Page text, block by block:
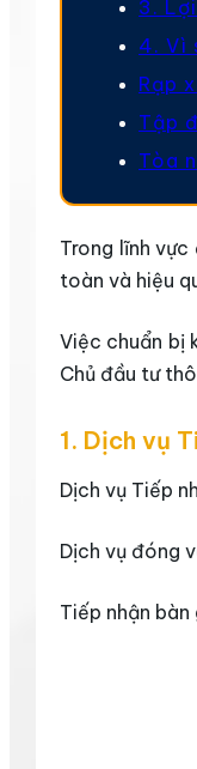
3.
4. Vì
Rạp
Tập
Tòa
Trong lĩnh
toàn và hiệu
Việc chuẩn bị
Chủ đầu tư
1. Dịch vụ
Dịch vụ Tiếp
Dịch vụ đóng
Tiếp nhận